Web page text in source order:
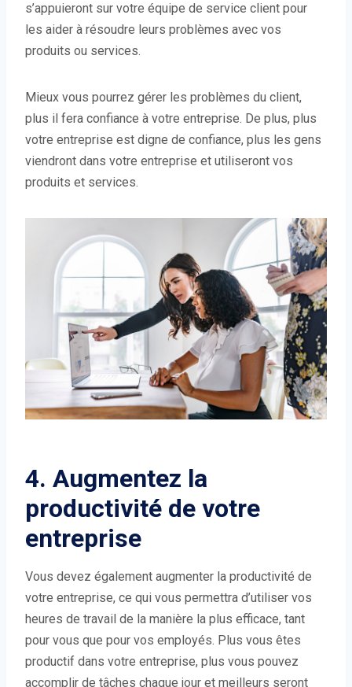
s’appuieront sur votre équipe de service client pour
les aider à résoudre leurs problèmes avec vos
produits ou services.
Mieux vous pourrez gérer les problèmes du client,
plus il fera confiance à votre entreprise. De plus, plus
votre entreprise est digne de confiance, plus les gens
viendront dans votre entreprise et utiliseront vos
produits et services.
4. Augmentez la
productivité de votre
entreprise
Vous devez également augmenter la productivité de
votre entreprise, ce qui vous permettra d’utiliser vos
heures de travail de la manière la plus efficace, tant
pour vous que pour vos employés. Plus vous êtes
productif dans votre entreprise, plus vous pouvez
accomplir de tâches chaque jour et meilleurs seront